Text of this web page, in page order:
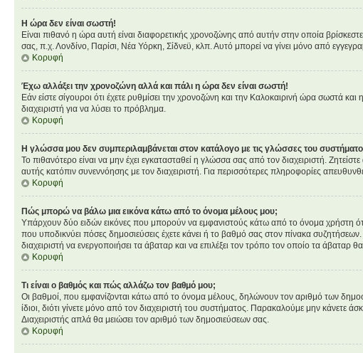
Η ώρα δεν είναι σωστή!
Είναι πιθανό η ώρα αυτή είναι διαφορετικής χρονοζώνης από αυτήν στην οποία
σας, π.χ. Λονδίνο, Παρίσι, Νέα Υόρκη, Σίδνεϋ, κλπ. Αυτό μπορεί να γίνει μόνο από
Κορυφή
Έχω αλλάξει την χρονοζώνη αλλά και πάλι η ώρα δεν είναι σωστή!
Εάν είστε σίγουροι ότι έχετε ρυθμίσει την χρονοζώνη και την Καλοκαιρινή ώρα σωστά
διαχειριστή για να λύσει το πρόβλημα.
Κορυφή
Η γλώσσα μου δεν συμπεριλαμβάνεται στον κατάλογο με τις γλώσσες του
Το πιθανότερο είναι να μην έχει εγκατασταθεί η γλώσσα σας από τον διαχειριστή.
αυτής κατόπιν συνεννόησης με τον διαχειριστή. Για περισσότερες πληροφορίες
Κορυφή
Πώς μπορώ να βάλω μια εικόνα κάτω από το όνομα μέλους μου;
Υπάρχουν δύο ειδών εικόνες που μπορούν να εμφανιστούς κάτω από το όνομα χρήστη
που υποδικνύει πόσες δημοσιεύσεις έχετε κάνει ή το βαθμό σας στον πίνακα
διαχειριστή να ενεργοποιήσει τα άβαταρ και να επιλέξει τον τρόπο τον οποίο τα άβαταρ
Κορυφή
Τι είναι ο βαθμός και πώς αλλάζω τον βαθμό μου;
Οι βαθμοί, που εμφανίζονται κάτω από το όνομα μέλους, δηλώνουν τον αριθμό των
ίδιοι, διότι γίνετε μόνο από τον διαχειριστή του συστήματος. Παρακαλούμε μην κάνετε
Διαχειριστής απλά θα μειώσει τον αριθμό των δημοσιεύσεων σας.
Κορυφή